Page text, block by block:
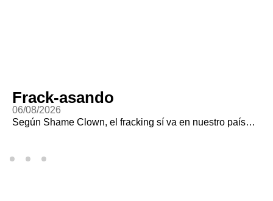
Frack-asando
06/08/2026
Según Shame Clown, el fracking sí va en nuestro país…